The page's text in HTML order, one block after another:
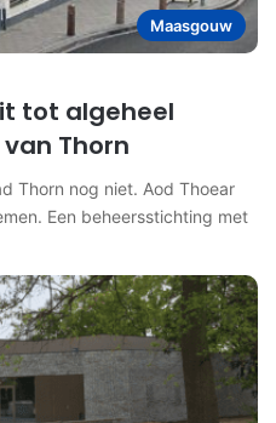
Maasgouw
tot algeheel
Thorn
Thorn nog niet. Aod Thoear
Een beheersstichting met